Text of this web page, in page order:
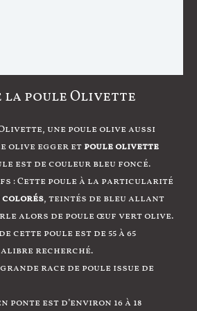
la poule Olivette
une poule olive aussi
olive egger et poule olivette
est de couleur bleu foncé.
: Cette poule à la particularité
colorés, teintés de bleu allant
alors de poule œuf vert olive.
cette poule est de 55 à 65
recherché.
race de poule issue de
ponte est d’environ 16 à 18